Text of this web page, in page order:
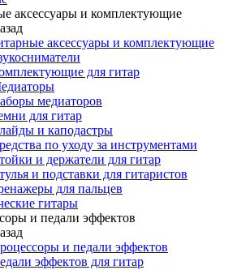
аксессуары и комплектующие
аксессуары и комплектующие
для гитар
медиаторов
для гитар
и каподастры
по уходу за инструментами
и держатели для гитар
и подставки для гитаристов
для пальцев
гитары
и педали эффектов
и педали эффектов
эффектов для гитар